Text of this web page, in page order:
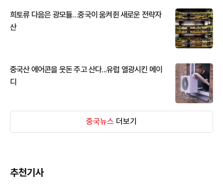
희토류 다음은 광모듈…중국이 움켜쥔 새로운 전략자
산
중국산 에어콘을 웃돈 주고 산다...유럽 열광시킨 메이
디
중국뉴스 더보기
추천기사